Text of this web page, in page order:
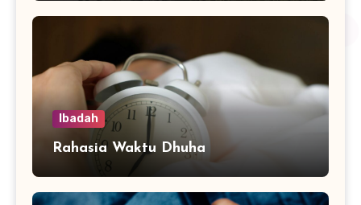
Ibadah
Rahasia Waktu Dhuha